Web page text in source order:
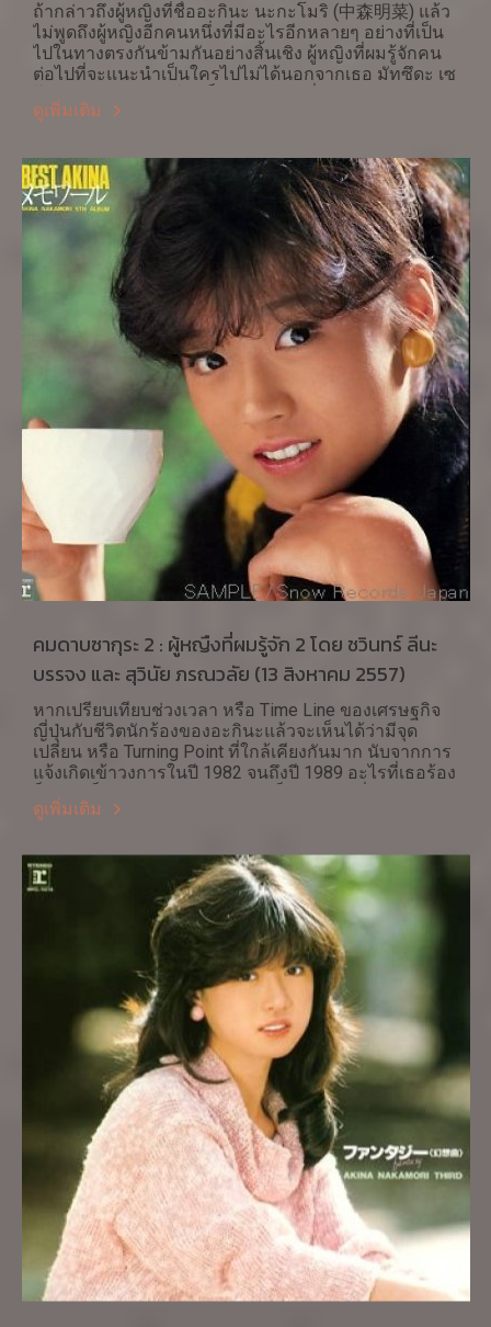
ถ้ากล่าวถึงผู้หญิงที่ชื่ออะกินะ นะกะโมริ (中森明菜) แล้ว
ไม่พูดถึงผู้หญิงอีกคนหนึ่งที่มีอะไรอีกหลายๆ อย่างที่เป็น
ไปในทางตรงกันข้ามกันอย่างสิ้นเชิง ผู้หญิงที่ผมรู้จักคน
ต่อไปที่จะแนะนำเป็นใครไปไม่ได้นอกจากเธอ มัทซึดะ เซ
โกะ (松田聖子) เซโกะเป็นนักร้องรุ่นพี่อะกินะ เข้าวงการ
ก่อน (1980) และมีอายุมากกว่า 3 ปี (เกิดปี 1962) เส้นทาง
ขายได้ไม่ดีนัก คือ ฮาดะชิ โนะ คิเซทซึ (裸足の季節) และ
อาโอ่ย ซังโกะโชะ (青い珊瑚礁) แต่ก็เป็นการปูทางให้
เพลงที่สาม คะเซะวะ อะกิอิโระ (風は秋色)
http://www.youtube.com/watch?v=KC4FMN1sXqE ที่
สามารถเข้าสู่และคงอยู่อันดับหนึ่งของ Oricon ได้ติดต่อ
กันหลายสัปดาห์ ช่วงเวลาระหว่างปี 1980-1985 น่าจะ
เป็นช่วงรุ่งโรจน์ที่สุดของเธอก็ว่าได้เพราะเพลงส่วนใหญ่
ที่นำเสนอติดอันดับท็อปเทน
http://www.youtube.com/watch?v=r6rIjuscc-o เพลงจาก
ลิงก์ที่นำเสนออาจจะคงได้ยินผ่านหูมาบ้างไม่มากก็น้อย
แนวเพลงของเธอจึงเป็น ป๊อป และ ป๊อปแดนซ์ ที่ไม่มีการ
เปลี่ยนแปลงมากนักแม้จนถึงปัจจุบันและอาจไม่สำคัญ
เท่ากับภาพ ลักษณ์ที่เธอนำเสนอ นั่นก็คือ ความเป็นไอ
ดอลตลอดกาล (永遠のアイドル) หรือจะเรียกว่าเป็นเจ้า
แม่ไอดอลของวงการบันเทิงเลยก็ว่าได้ จากไอดอลในวัย
รุ่นไปสู่ ม่าม่าไอดอลแม้ว่าจะแต่งงานมีลูกแล้วก็ตาม
ดูเพิ่มเติม
คมดาบซากุระ 2 : ผู้หญืงที่ผมรู้จัก 2 โดย ชวินทร์ ลีนะ
บรรจง และ สุวินัย ภรณวลัย (13 สิงหาคม 2557)
หากเปรียบเทียบช่วงเวลา หรือ Time Line ของเศรษฐกิจ
ญี่ปุ่นกับชีวิตนักร้องของอะกินะแล้วจะเห็นได้ว่ามีจุด
เปลี่ยน หรือ Turning Point ที่ใกล้เคียงกันมาก นับจากการ
แจ้งเกิดเข้าวงการในปี 1982 จนถึงปี 1989 อะไรที่เธอร้อง
ก็กลายเป็นทองคำไปเสียทุกเพลงก็ว่าได้ น่าเชื่อได้ว่ายอด
ขายแผ่นเสียงและซีดีของเธอทั้งหมดที่มีกว่า 25 ล้านแผ่น
ระหว่างปี 1982-1989 จุดผกผันที่สำคัญจุดหนึ่งในชีวิต
ของเธอก็คือเมื่อเธอพยายามฆ่าตัวตาย ในปี 1989 แต่ไม่
สำเร็จในที่พักของเพื่อนชาย คอนโดะ มาซาฮิโกะ (近藤
真彦) ซึ่งเป็นนักร้องเช่นกันแต่สังกัดคนละค่ายเพลง มี
หลายคนหลายทฤษฎีที่พยายามจะอธิบายสาเหตุของการ
พยายามฆ่าตัวตาย แต่ในความเห็นของผู้เขียนแล้วการ
อ่อนต่อโลกและขาดคนแนะนำในทิศทางที่ถูกต้อง น่าจะ
เป็นปัจจัยสำคัญที่นำมาอธิบายได้
ดูเพิ่มเติม